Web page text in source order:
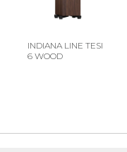
INDIANA LINE TESI
6 WOOD